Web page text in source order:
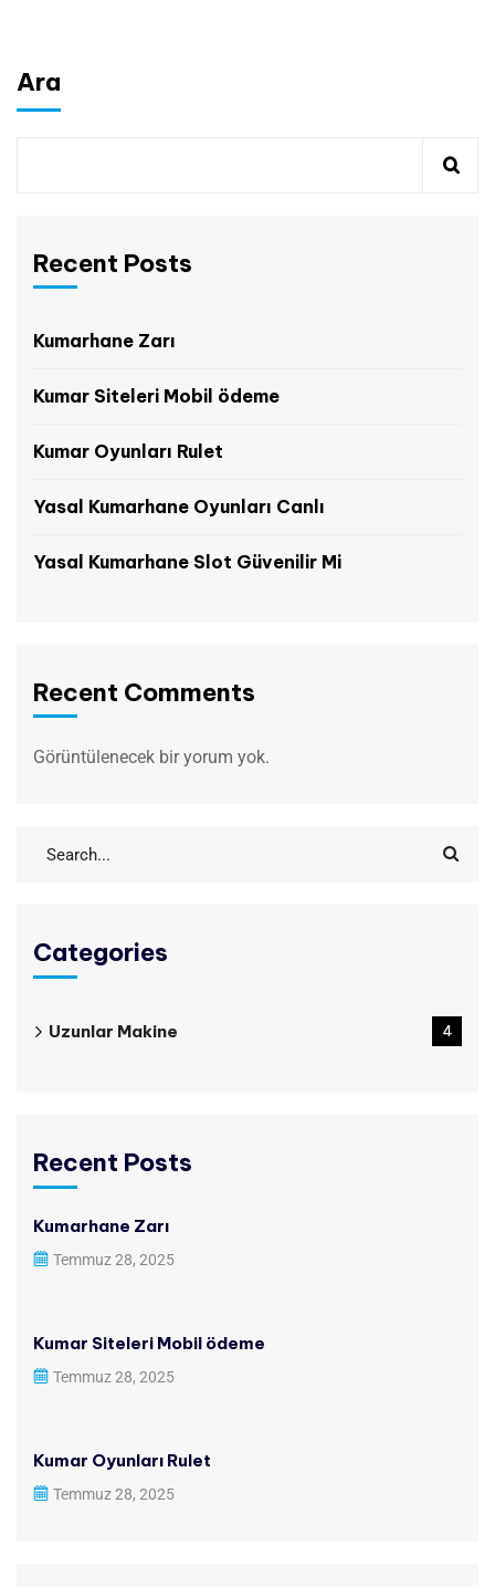
Ara
Recent Posts
Kumarhane Zarı
Kumar Siteleri Mobil ödeme
Kumar Oyunları Rulet
Yasal Kumarhane Oyunları Canlı
Yasal Kumarhane Slot Güvenilir Mi
Recent Comments
Görüntülenecek bir yorum yok.
Categories
Uzunlar Makine 4
Recent Posts
Kumarhane Zarı
Temmuz 28, 2025
Kumar Siteleri Mobil ödeme
Temmuz 28, 2025
Kumar Oyunları Rulet
Temmuz 28, 2025